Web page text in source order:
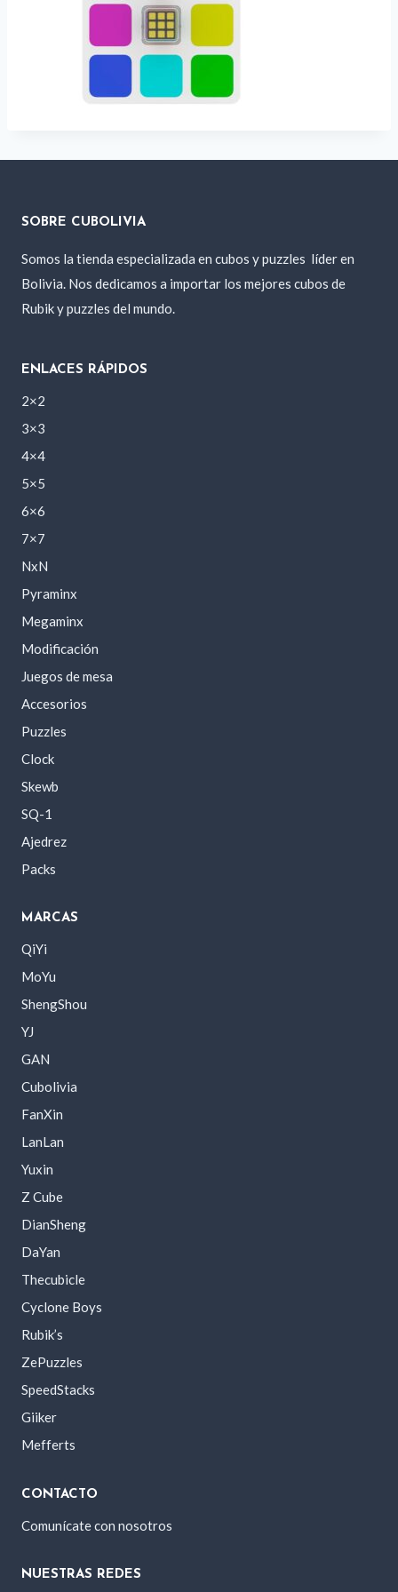
SOBRE CUBOLIVIA
Somos la tienda especializada en cubos y puzzles líder en
Bolivia. Nos dedicamos a importar los mejores cubos de
Rubik y puzzles del mundo.
ENLACES RÁPIDOS
2×2
3×3
4×4
5×5
6×6
7×7
NxN
Pyraminx
Megaminx
Modificación
Juegos de mesa
Accesorios
Puzzles
Clock
Skewb
SQ-1
Ajedrez
Packs
MARCAS
QiYi
MoYu
ShengShou
YJ
GAN
Cubolivia
FanXin
LanLan
Yuxin
Z Cube
DianSheng
DaYan
Thecubicle
Cyclone Boys
Rubik’s
ZePuzzles
SpeedStacks
Giiker
Mefferts
CONTACTO
Comunícate con nosotros
NUESTRAS REDES